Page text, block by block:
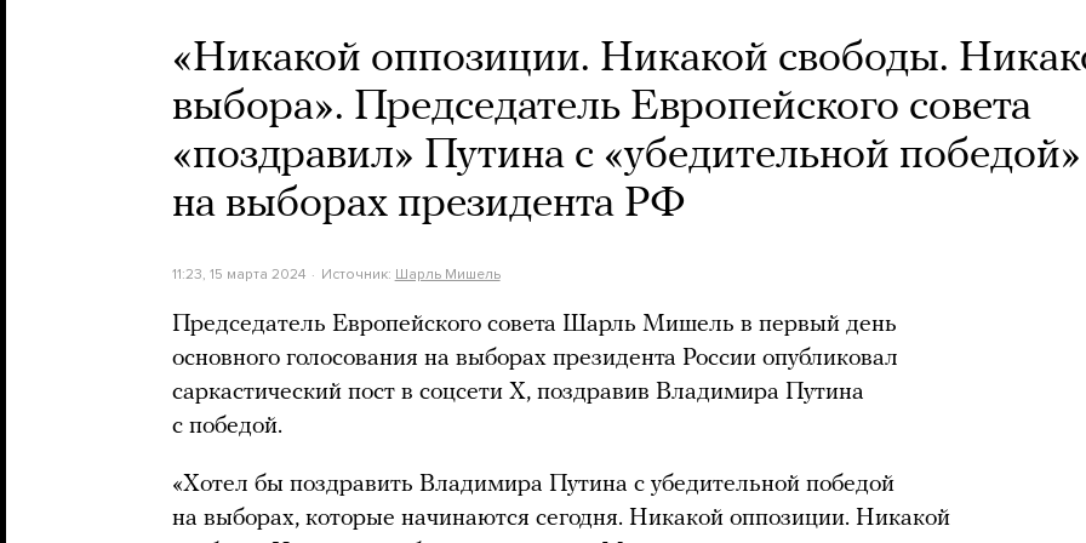
«Никакой оппозиции. Никакой свободы.
выбора». Председатель Европейского совета
«поздравил» Путина с «убедительной победой»
на выборах президента РФ
11:23, 15 марта 2024 Источник: Шарль Мишель
Председатель Европейского совета Шарль Мишель в первый день
основного голосования на выборах президента России опубликовал
саркастический пост в соцсети Х, поздравив Владимира Путина
с победой.
«Хотел бы поздравить Владимира Путина с убедительной победой
на выборах, которые начинаются сегодня. Никакой оппозиции. Никакой